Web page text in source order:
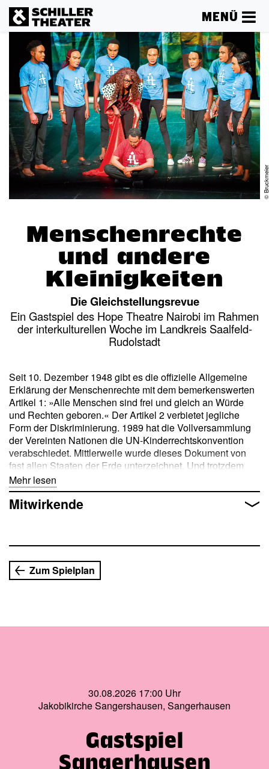
MENÜ
©
Menschenrechte
und andere
Kleinigkeiten
Die Gleichstellungsrevue
Ein Gastspiel des Hope Theatre Nairobi im Rahmen
der interkulturellen Woche im Landkreis Saalfeld-
Rudolstadt
Seit 10. Dezember 1948 gibt es die offizielle Allgemeine
Erklärung der Menschenrechte mit dem bemerkenswerten
Artikel 1: »Alle Menschen sind frei und gleich an Würde
und Rechten geboren.« Der Artikel 2 verbietet jegliche
Form der Diskriminierung. 1989 hat die Vollversammlung
der Vereinten Nationen die UN-Kinderrechtskonvention
verabschiedet. Mittlerweile wurde dieses Dokument von
fast allen Staaten der Erde unterzeichnet. Und trotzdem
sind wir auf der Welt weit von Gleichberechtigung entfernt.
Alter, Behinderung, ethnische Herkunft, Geschlecht,
Sprache, Religion, politische und weltanschauliche
In der politischen Revue zum Thema »Menschenrechte«
sprechen die Schauspieler des Hope Theatre Nairobi auch
Bürgerkrieg in ihrem eigenen Land erlebt und sie kennen
wichtig es ist, aufzuklären – und das funktioniert am besten
in der direkten Begegnung. Wer sich besser kennen lernt,
Augen weiter öffnen und zur Kenntnis nehmen, dass
überall auf der Welt viele Menschen leben, die der
unglückliche Zufall zu den Verlierern gemacht hat, wird die
Mehr lesen
Mitwirkende
Zum Spielplan
30.08.2026 17:00 Uhr
Jakobikirche Sangershausen, Sangerhausen
Gastspiel
Sangerhausen